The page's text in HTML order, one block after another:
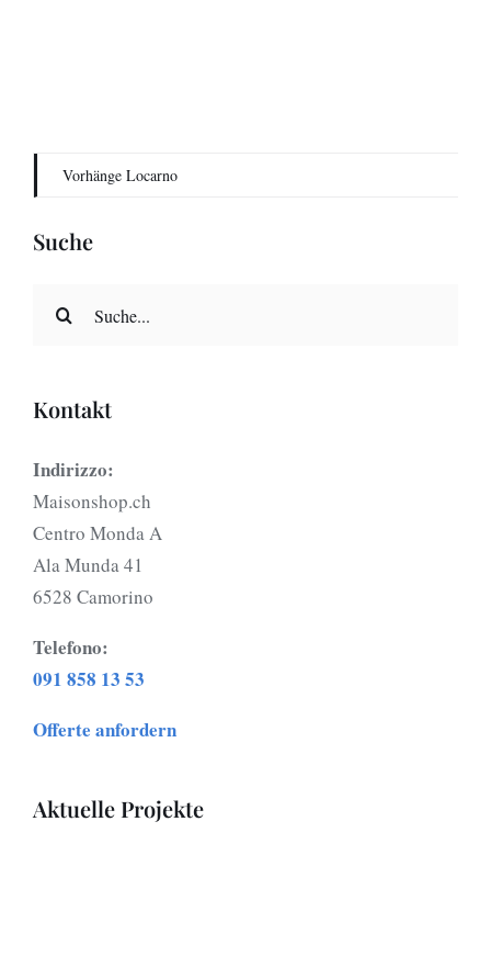
Vorhänge Locarno
Suche
Kontakt
Indirizzo:
Maisonshop.ch
Centro Monda A
Ala Munda 41
6528 Camorino
Telefono:
091 858 13 53
Offerte anfordern
Aktuelle Projekte